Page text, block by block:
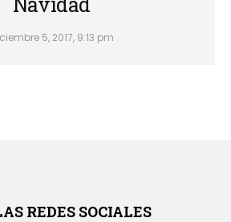
5, 2017, 9:13 pm
REDES SOCIALES